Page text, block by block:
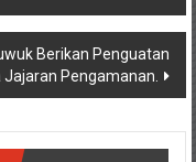
Berikan Penguatan
Pengamanan.